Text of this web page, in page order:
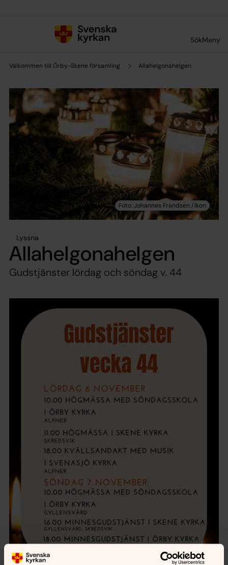
SökMeny
Välkommen till Örby-Skene församling Allahelgonahelgen
Lyssna
Allahelgonahelgen
Gudstjänster lördag och söndag v. 44